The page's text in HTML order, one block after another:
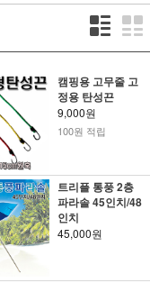
캠핑용 고무줄 고
정용 탄성끈
9,000원
100원 적립
트리플 통풍 2층
파라솔 45인치/48
인치
45,000원